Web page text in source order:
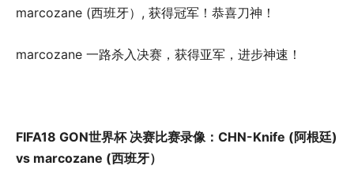
marcozane (西班牙）, 获得冠军！恭喜刀神！
marcozane 一路杀入决赛，获得亚军，进步神速！
FIFA18 GON世界杯 决赛比赛录像：CHN-Knife (阿根廷)
vs marcozane (西班牙）